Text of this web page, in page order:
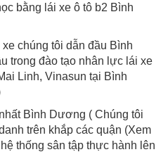
bằng lái xe ô tô b2 Bình
chúng tôi dẫn đầu Bình
trong đào tạo nhân lực lái xe
Linh, Vinasun tại Bình
Bình Dương ( Chúng tôi
trên khắp các quận (Xem
thống sân tập thực hành lên